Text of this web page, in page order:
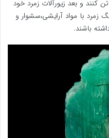
کنند و بعد زیورآلات زمرد خود
زمرد با مواد آرایشی،سشوار و
باشند.